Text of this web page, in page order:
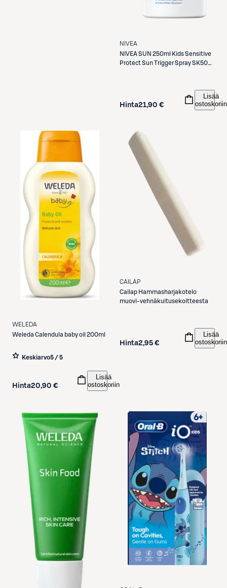
NIVEA
NIVEASUN 250ml Kids Sensitive
Protect Sun Trigger Spray SK50+
Hinta21,90 €
Lisää
ostoskoriin
WELEDA
Weleda Calendula baby oil 200ml
Keskiarvo5 / 5
Hinta20,90 €
Lisää
ostoskoriin
CAILAP
Cailap Hammasharjakotelo
muovi-vehnäkuitusekoitteesta
Hinta2,95 €
Lisää
ostoskoriin